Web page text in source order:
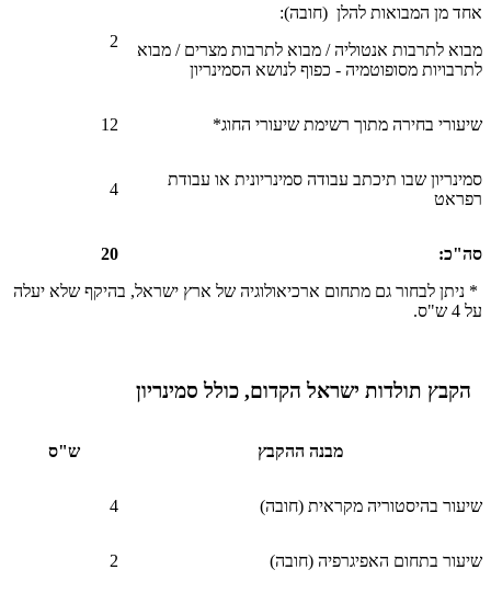
אחד מן המבואות להלן (חובה):
מבוא לתרבות אנטוליה / מבוא לתרבות מצרים / מבוא
לתרבויות מסופוטמיה - כפוף לנושא הסמינריון
2
שיעורי בחירה מתוך רשימת שיעורי החוג* 12
סמינריון שבו תיכתב עבודה סמינריונית או עבודת
רפראט
4
סה"כ:
20
* ניתן לבחור גם מתחום ארכיאולוגיה של ארץ ישראל, בהיקף שלא יעלה
על 4 ש"ס.
הקבץ תולדות ישראל הקדום, כולל סמינריון
מבנה ההקבץ ש"ס
שיעור בהיסטוריה מקראית (חובה) 4
שיעור בתחום האפיגרפיה (חובה) 2